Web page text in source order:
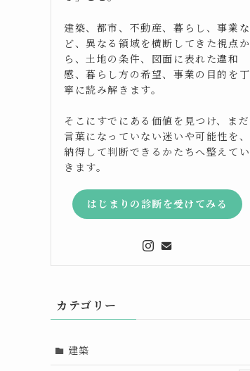
建築、都市、不動産、暮らし、事業な
ど、異なる領域を横断してきた視点か
ら、土地の条件、図面に表れた違和
感、暮らし方の希望、事業の目的を丁
寧に読み解きます。
そこにすでにある価値を見つけ、まだ
言葉になっていない迷いや可能性を、
納得して判断できるかたちへ整えてい
きます。
はじまりの診断を受けてみる
カテゴリー
建築